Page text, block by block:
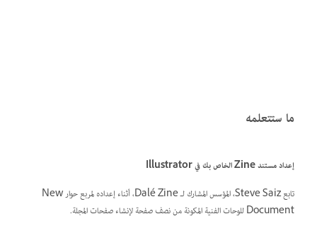
ما ستتعلمه
إعداد مستند Zine الخاص بك في Illustrator
تابع Steve Saiz، المؤسس المشارك لـ Dalé Zine، أثناء إعداده لمربع حوار New
Document للوحات الفنية المكونة من نصف صفحة لإنشاء صفحات المجلة.